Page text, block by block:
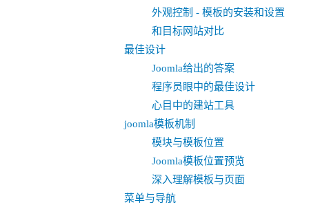
外观控制 - 模板的安装和设置
和目标网站对比
最佳设计
Joomla给出的答案
程序员眼中的最佳设计
心目中的建站工具
joomla模板机制
模块与模板位置
Joomla模板位置预览
深入理解模板与页面
菜单与导航